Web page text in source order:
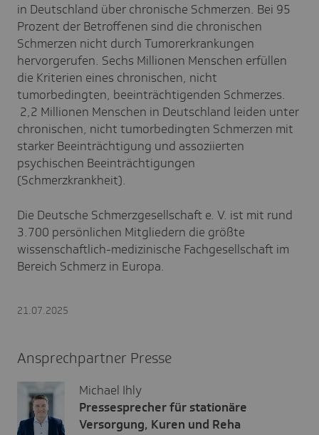
in Deutschland über chronische Schmerzen. Bei 95
Prozent der Betroffenen sind die chronischen
Schmerzen nicht durch Tumorerkrankungen
hervorgerufen. Sechs Millionen Menschen erfüllen
die Kriterien eines chronischen, nicht
tumorbedingten, beeinträchtigenden Schmerzes.
2,2 Millionen Menschen in Deutschland leiden unter
chronischen, nicht tumorbedingten Schmerzen mit
starker Beeinträchtigung und assoziierten
psychischen Beeinträchtigungen
(Schmerzkrankheit).
Die Deutsche Schmerzgesellschaft e. V. ist mit rund
3.700 persönlichen Mitgliedern die größte
wissenschaftlich-medizinische Fachgesellschaft im
Bereich Schmerz in Europa.
21.07.2025
Ansprechpartner Presse
Michael Ihly
Pressesprecher für stationäre
Versorgung, Kuren und Reha